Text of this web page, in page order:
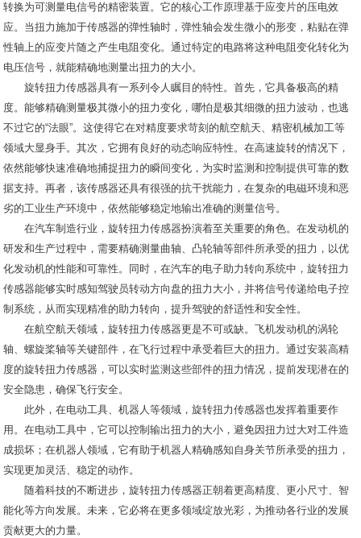
转换为可测量电信号的精密装置。它的核心工作原理基于应变片的压电效
应。当扭力施加于传感器的弹性轴时，弹性轴会发生微小的形变，粘贴在弹
性轴上的应变片随之产生电阻变化。通过特定的电路将这种电阻变化转化为
电压信号，就能精确地测量出扭力的大小。
旋转扭力传感器具有一系列令人瞩目的特性。首先，它具备极高的精
度。能够精确测量极其微小的扭力变化，哪怕是极其细微的扭力波动，也逃
不过它的“法眼”。这使得它在对精度要求苛刻的航空航天、精密机械加工等
领域大显身手。其次，它拥有良好的动态响应特性。在高速旋转的情况下，
依然能够快速准确地捕捉扭力的瞬间变化，为实时监测和控制提供可靠的数
据支持。再者，该传感器还具有很强的抗干扰能力，在复杂的电磁环境和恶
劣的工业生产环境中，依然能够稳定地输出准确的测量信号。
在汽车制造行业，旋转扭力传感器扮演着至关重要的角色。在发动机的
研发和生产过程中，需要精确测量曲轴、凸轮轴等部件所承受的扭力，以优
化发动机的性能和可靠性。同时，在汽车的电子助力转向系统中，旋转扭力
传感器能够实时感知驾驶员转动方向盘的扭力大小，并将信号传递给电子控
制系统，从而实现精准的助力转向，提升驾驶的舒适性和安全性。
在航空航天领域，旋转扭力传感器更是不可或缺。飞机发动机的涡轮
轴、螺旋桨轴等关键部件，在飞行过程中承受着巨大的扭力。通过安装高精
度的旋转扭力传感器，可以实时监测这些部件的扭力情况，提前发现潜在的
安全隐患，确保飞行安全。
此外，在电动工具、机器人等领域，旋转扭力传感器也发挥着重要作
用。在电动工具中，它可以控制输出扭力的大小，避免因扭力过大对工件造
成损坏；在机器人领域，它有助于机器人精确感知自身关节所承受的扭力，
实现更加灵活、稳定的动作。
随着科技的不断进步，旋转扭力传感器正朝着更高精度、更小尺寸、智
能化等方向发展。未来，它必将在更多领域绽放光彩，为推动各行业的发展
贡献更大的力量。